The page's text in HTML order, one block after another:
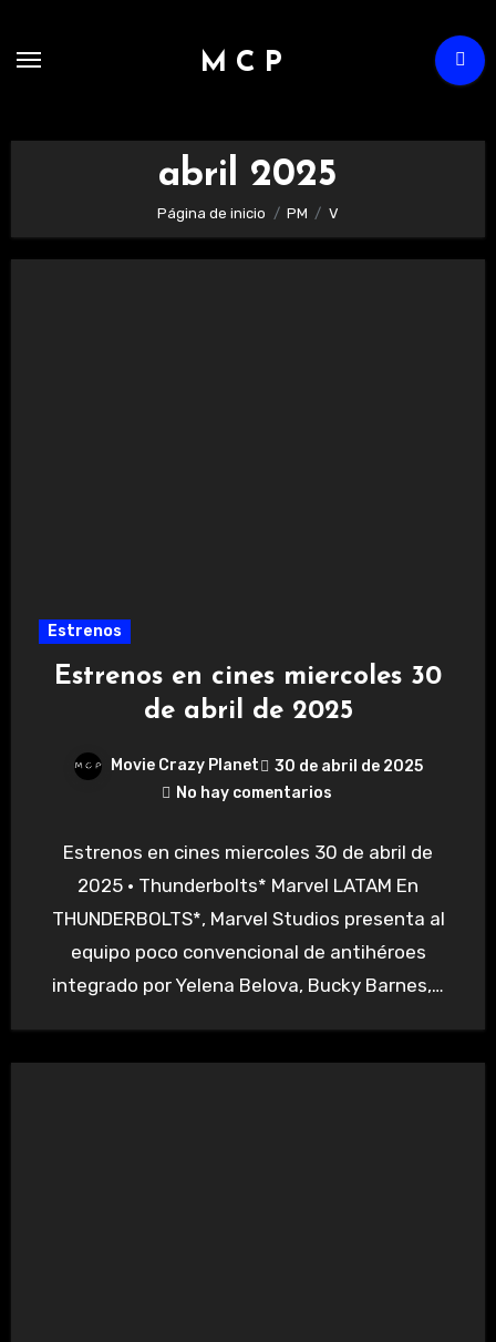
M C P
abril 2025
Página de inicio PM V
Estrenos
Estrenos en cines miercoles 30
de abril de 2025
Movie Crazy Planet
30 de abril de 2025
No hay comentarios
Estrenos en cines miercoles 30 de abril de
2025 • Thunderbolts* Marvel LATAM En
THUNDERBOLTS*, Marvel Studios presenta al
equipo poco convencional de antihéroes
integrado por Yelena Belova, Bucky Barnes,…